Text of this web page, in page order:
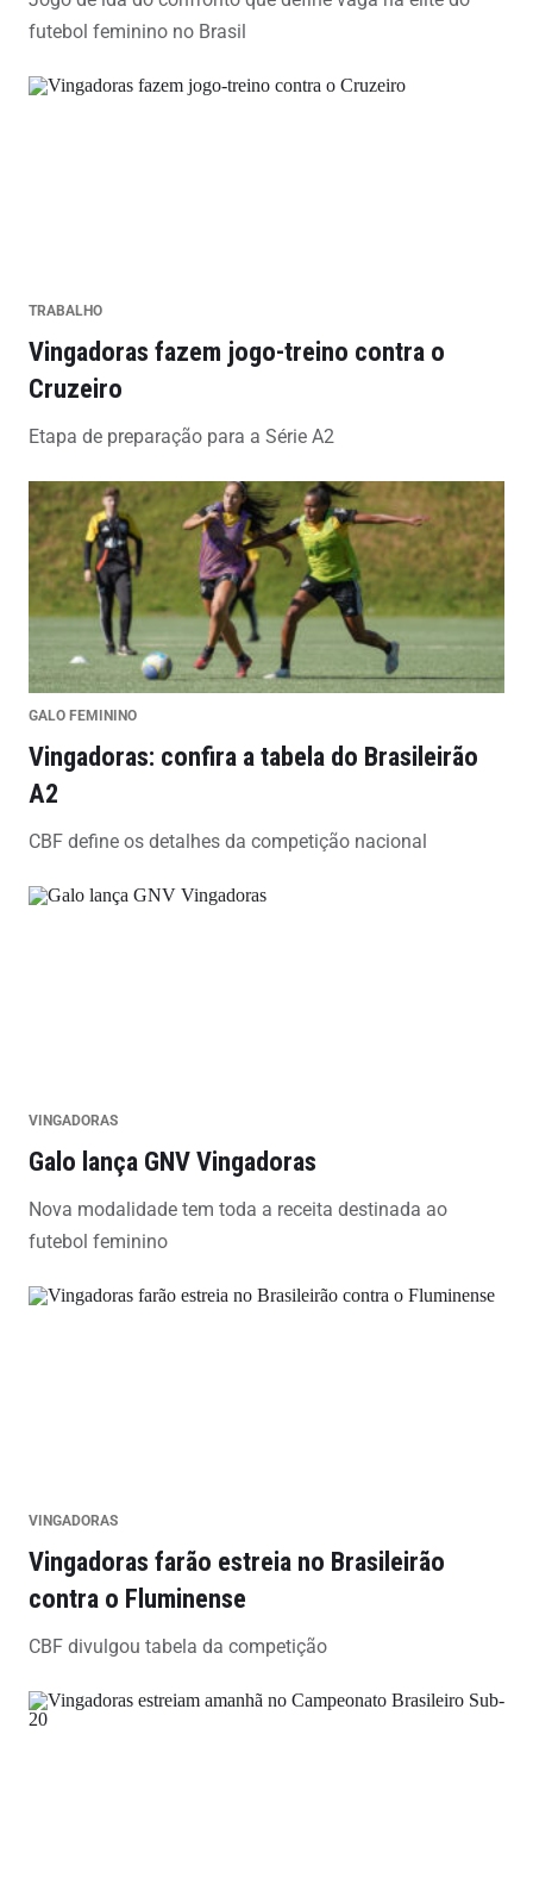
futebol feminino no Brasil
TRABALHO
Vingadoras fazem jogo-treino contra o
Cruzeiro
Etapa de preparação para a Série A2
GALO FEMININO
Vingadoras: confira a tabela do Brasileirão
A2
CBF define os detalhes da competição nacional
VINGADORAS
Galo lança GNV Vingadoras
Nova modalidade tem toda a receita destinada ao
futebol feminino
VINGADORAS
Vingadoras farão estreia no Brasileirão
contra o Fluminense
CBF divulgou tabela da competição